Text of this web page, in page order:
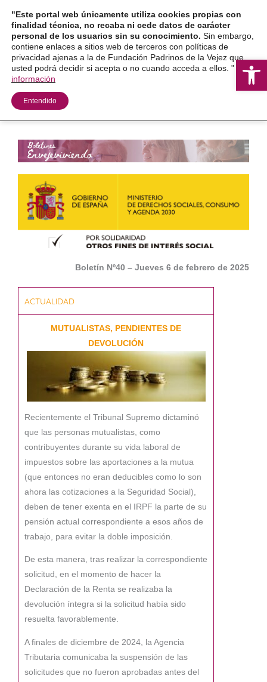
contenido
Boletín Nº40 – Jueves 6 de febrero de 2025
ACTUALIDAD
MUTUALISTAS, PENDIENTES DE
DEVOLUCIÓN
Recientemente el Tribunal Supremo dictaminó
que las personas mutualistas, como
contribuyentes durante su vida laboral de
impuestos sobre las aportaciones a la mutua
(que entonces no eran deducibles como lo son
ahora las cotizaciones a la Seguridad Social),
deben de tener exenta en el IRPF la parte de su
pensión actual correspondiente a esos años de
trabajo, para evitar la doble imposición.
De esta manera, tras realizar la correspondiente
solicitud, en el momento de hacer la
Declaración de la Renta se realizaba la
devolución íntegra si la solicitud había sido
resuelta favorablemente.
A finales de diciembre de 2024, la Agencia
Tributaria comunicaba la suspensión de las
solicitudes que no fueron aprobadas antes del
"Este portal web únicamente utiliza cookies propias con
finalidad técnica, no recaba ni cede datos de carácter
personal de los usuarios sin su conocimiento. Sin embargo,
contiene enlaces a sitios web de terceros con políticas de
privacidad ajenas a la de Fundación Padrinos de la Vejez que
usted podrá decidir si acepta o no cuando acceda a ellos. "
Más
información
Entendido